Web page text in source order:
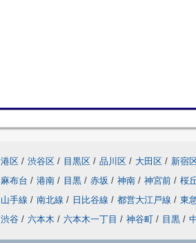
港区 / 渋谷区 / 目黒区 / 品川区 / 大田区 / 新宿
麻布台 / 港南 / 目黒 / 赤坂 / 神南 / 神宮前 / 桜
山手線 / 南北線 / 日比谷線 / 都営大江戸線 / 東
渋谷 / 六本木 / 六本木一丁目 / 神谷町 / 目黒 /